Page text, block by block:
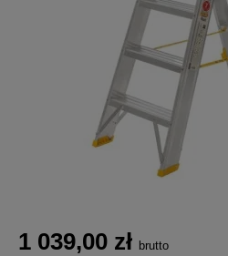
1 039,00 zł brutto